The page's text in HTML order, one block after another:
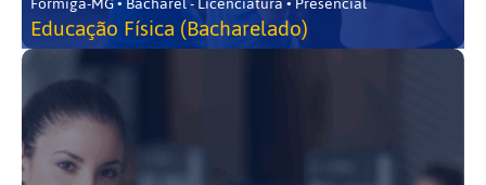
Educação Física (Bacharelado)